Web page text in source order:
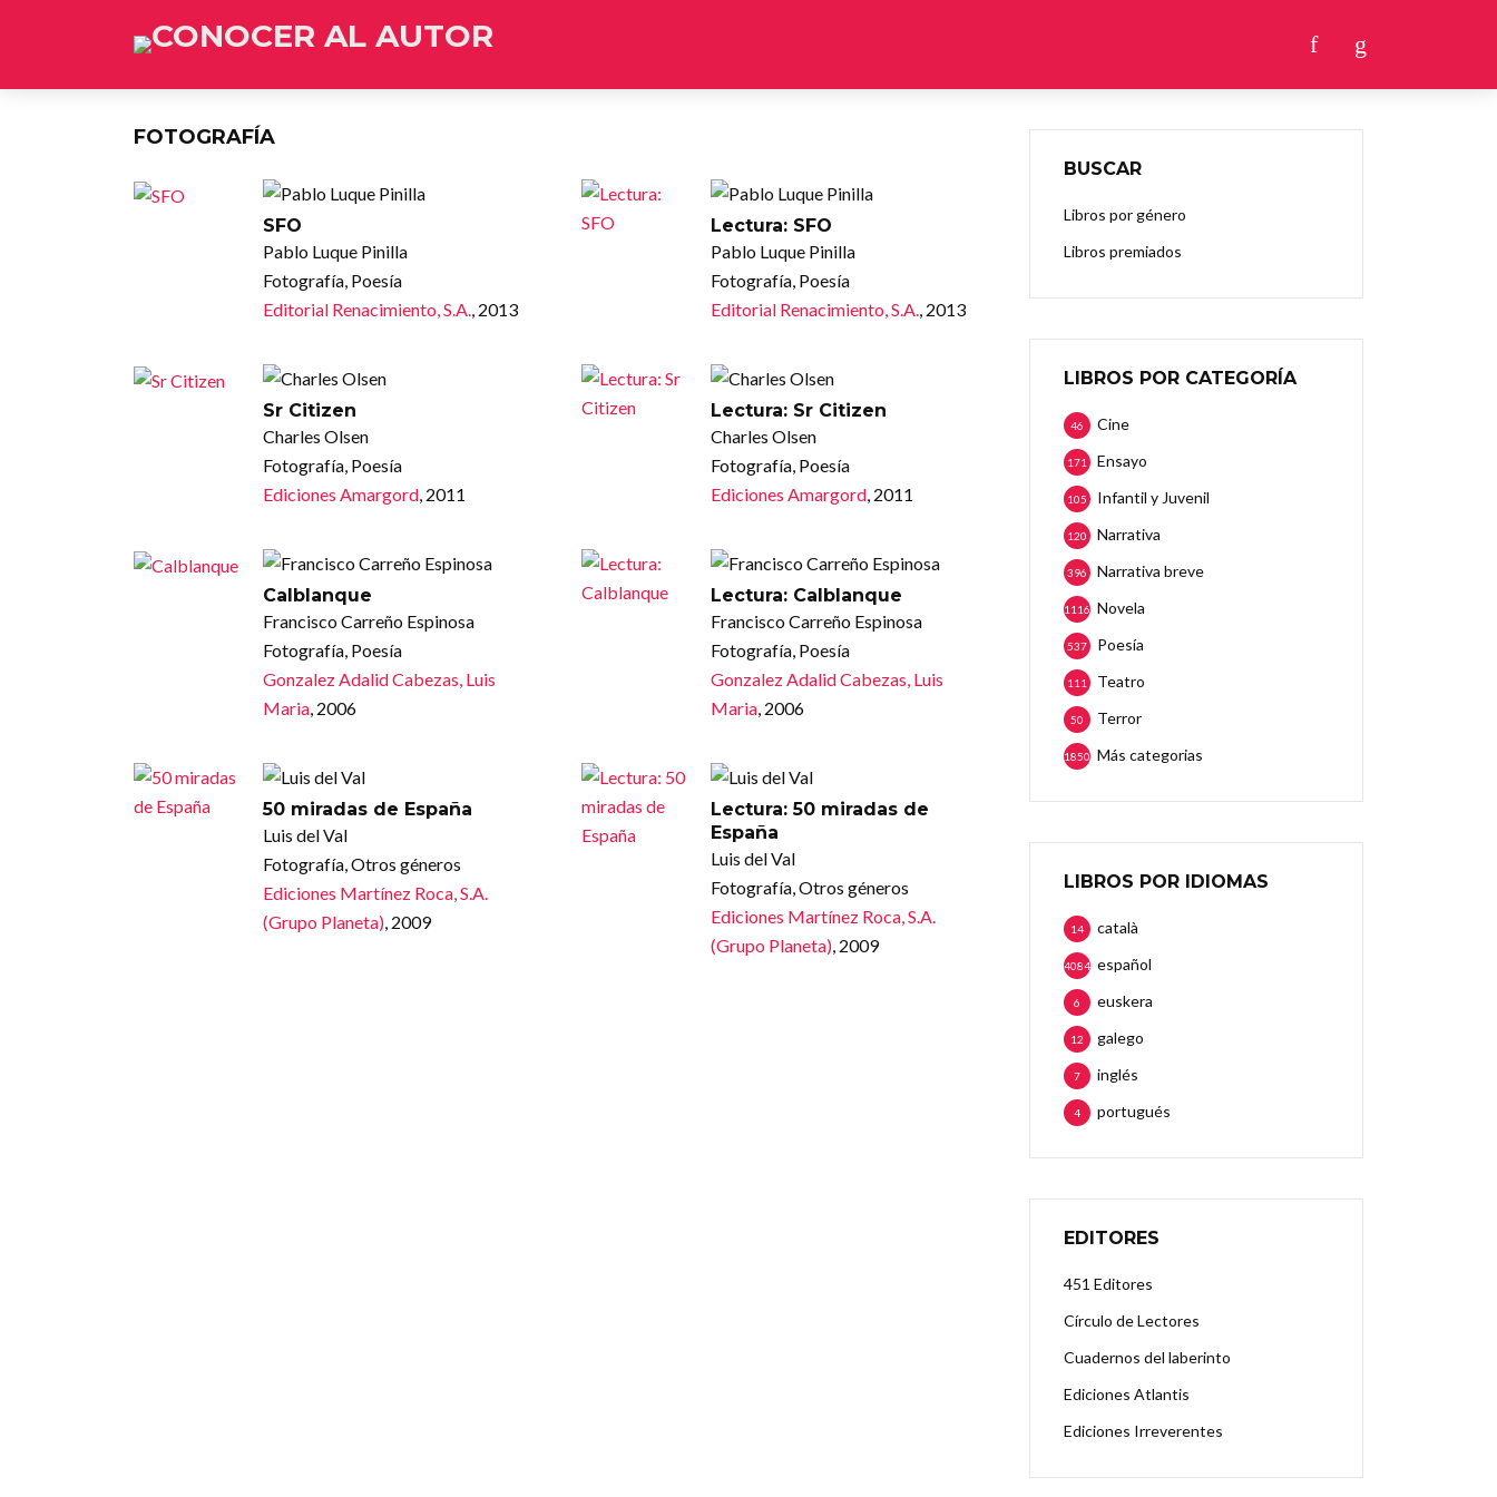
FOTOGRAFÍA
SFO
Pablo Luque Pinilla
Fotografía, Poesía
Editorial Renacimiento, S.A., 2013
Lectura: SFO
Pablo Luque Pinilla
Fotografía, Poesía
Editorial Renacimiento, S.A., 2013
Sr Citizen
Charles Olsen
Fotografía, Poesía
Ediciones Amargord, 2011
Lectura: Sr Citizen
Charles Olsen
Fotografía, Poesía
Ediciones Amargord, 2011
Calblanque
Francisco Carreño Espinosa
Fotografía, Poesía
Gonzalez Adalid Cabezas, Luis
Maria, 2006
Lectura: Calblanque
Francisco Carreño Espinosa
Fotografía, Poesía
Gonzalez Adalid Cabezas, Luis
Maria, 2006
50 miradas de España
Luis del Val
Fotografía, Otros géneros
Ediciones Martínez Roca, S.A.
(Grupo Planeta), 2009
Lectura: 50 miradas de
España
Luis del Val
Fotografía, Otros géneros
Ediciones Martínez Roca, S.A.
(Grupo Planeta), 2009
BUSCAR
Libros por género
Libros premiados
LIBROS POR CATEGORÍA
Cine
46
Ensayo
171
Infantil y Juvenil
105
Narrativa
120
Narrativa breve
396
Novela
1116
Poesía
537
Teatro
111
Terror
50
Más categorias
1850
LIBROS POR IDIOMAS
català
14
español
4084
euskera
6
galego
12
inglés
7
portugués
4
EDITORES
451 Editores
Círculo de Lectores
Cuadernos del laberinto
Ediciones Atlantis
Ediciones Irreverentes